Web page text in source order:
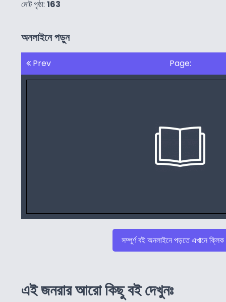
মোট পৃষ্ঠা: 163
অনলাইনে পড়ুন
Prev Page:
সম্পুর্ণ বই অনলাইনে পড়তে এখানে
এই জনরার আরো কিছু বই দেখুনঃ